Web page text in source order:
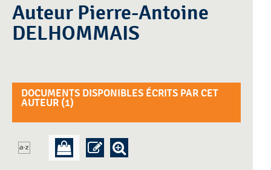
Auteur Pierre-Antoine
DELHOMMAIS
DOCUMENTS DISPONIBLES ÉCRITS PAR CET
AUTEUR (1)